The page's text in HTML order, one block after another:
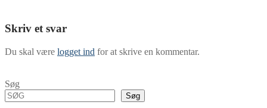
Skriv et svar
Du skal være logget ind for at skrive en kommentar.
Søg
Søg